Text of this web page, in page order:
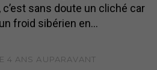
sans doute un cliché car
froid sibérien en…
4 ANS AUPARAVANT